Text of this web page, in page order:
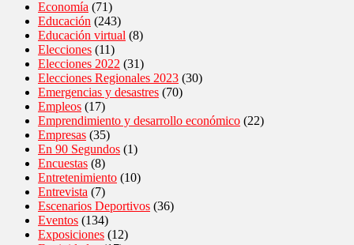
Economía (71)
Educación (243)
Educación virtual (8)
Elecciones (11)
Elecciones 2022 (31)
Elecciones Regionales 2023 (30)
Emergencias y desastres (70)
Empleos (17)
Emprendimiento y desarrollo económico (22)
Empresas (35)
En 90 Segundos (1)
Encuestas (8)
Entretenimiento (10)
Entrevista (7)
Escenarios Deportivos (36)
Eventos (134)
Exposiciones (12)